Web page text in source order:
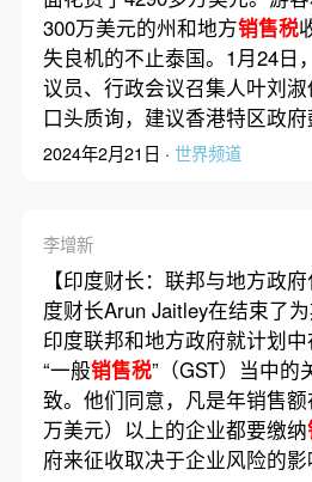
300万美元的州和地方销售税
失良机的不止泰国。1月24日
议员、行政会议召集人叶刘
口头质询，建议香港特区政
2024年2月21日 · 世界频道
李增新
【印度财长：联邦与地方政
度财长Arun Jaitley在结束了
印度联邦和地方政府就计划
“一般销售税”（GST）当中的
致。他们同意，凡是年销售
万美元）以上的企业都要缴纳
府来征收取决于企业风险的